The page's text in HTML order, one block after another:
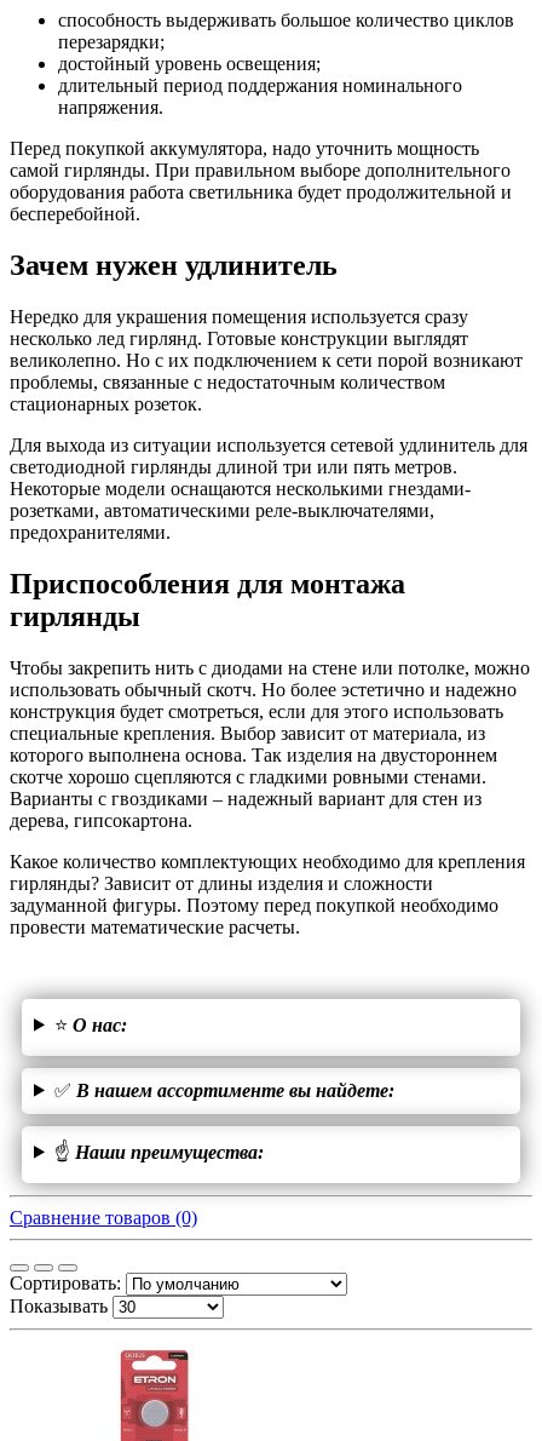
способность выдерживать большое количество циклов
перезарядки;
достойный уровень освещения;
длительный период поддержания номинального
напряжения.
Перед покупкой аккумулятора, надо уточнить мощность
самой гирлянды. При правильном выборе дополнительного
оборудования работа светильника будет продолжительной и
бесперебойной.
Зачем нужен удлинитель
Нередко для украшения помещения используется сразу
несколько лед гирлянд. Готовые конструкции выглядят
великолепно. Но с их подключением к сети порой возникают
проблемы, связанные с недостаточным количеством
стационарных розеток.
Для выхода из ситуации используется сетевой удлинитель для
светодиодной гирлянды длиной три или пять метров.
Некоторые модели оснащаются несколькими гнездами-
розетками, автоматическими реле-выключателями,
предохранителями.
Приспособления для монтажа
гирлянды
Чтобы закрепить нить с диодами на стене или потолке, можно
использовать обычный скотч. Но более эстетично и надежно
конструкция будет смотреться, если для этого использовать
специальные крепления. Выбор зависит от материала, из
которого выполнена основа. Так изделия на двустороннем
скотче хорошо сцепляются с гладкими ровными стенами.
Варианты с гвоздиками – надежный вариант для стен из
дерева, гипсокартона.
Какое количество комплектующих необходимо для крепления
гирлянды? Зависит от длины изделия и сложности
задуманной фигуры. Поэтому перед покупкой необходимо
провести математические расчеты.
⭐ О нас:
✅ В нашем ассортименте вы найдете:
☝ Наши преимущества:
Сравнение товаров (0)
Сортировать:
Показывать